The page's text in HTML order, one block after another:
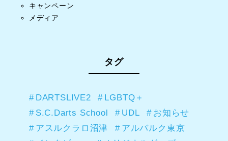
キャンペーン
メディア
タグ
DARTSLIVE2
LGBTQ＋
S.C.Darts School
UDL
お知らせ
アスルクラロ沼津
アルバルク東京